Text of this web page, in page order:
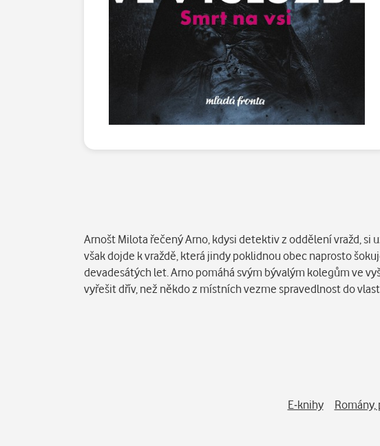
Arnošt Milota řečený Arno, kdysi detektiv z oddělení vražd,
však dojde k vraždě, která jindy poklidnou obec naprosto
devadesátých let. Arno pomáhá svým bývalým kolegům ve
vyřešit dřív, než někdo z místních vezme spravedlnost do
E-knihy